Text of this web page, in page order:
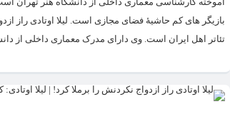
تئاتر اهل ایران است. وی دارای مدرک معماری داخلی از